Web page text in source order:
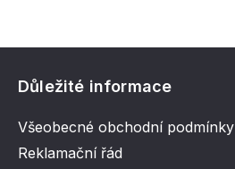
Důležité informace
Všeobecné obchodní podmínky
Reklamační řád